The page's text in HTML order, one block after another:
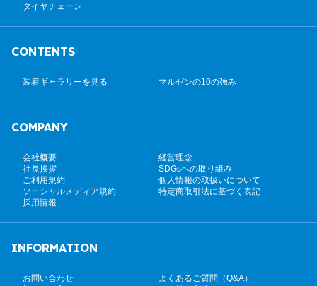
タイヤチェーン
CONTENTS
装着ギャラリーを見る マルゼンの10の強み
COMPANY
会社概要
経営理念
社長挨拶
SDGsへの取り組み
ご利用規約
個人情報の取扱いについて
ソーシャルメディア規約
特定商取引法に基づく表記
採用情報
INFORMATION
お問い合わせ
よくあるご質問（Q&A）